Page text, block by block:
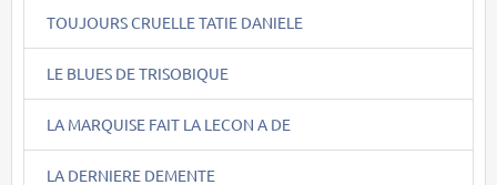
TOUJOURS CRUELLE TATIE DANIELE
LE BLUES DE TRISOBIQUE
LA MARQUISE FAIT LA LECON A DE
LA DERNIERE DEMENTE